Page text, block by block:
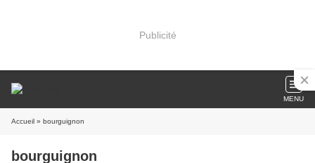
Publicité
MENU
Accueil » bourguignon
bourguignon